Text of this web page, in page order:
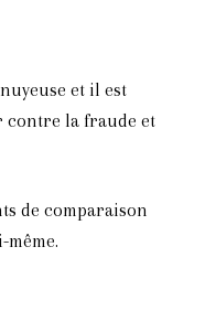
et il est
contre la fraude et
de comparaison